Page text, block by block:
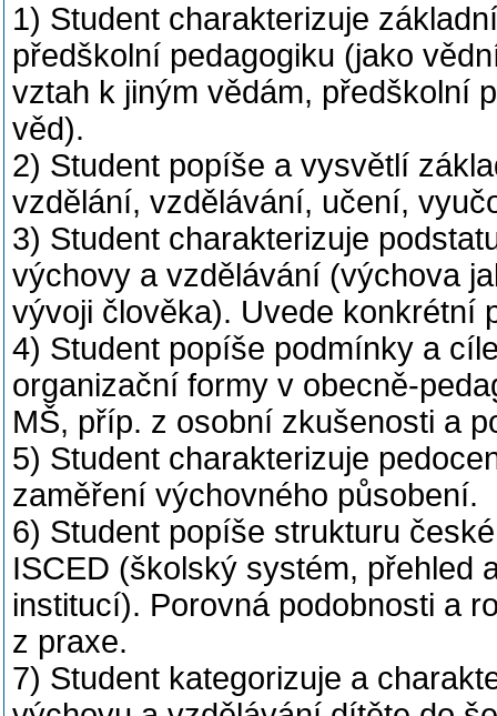
1) Student charakterizuje
předškolní pedagogiku (jako
vztah k jiným vědám, předškolní
věd).
2) Student popíše a vysvětlí
vzdělání, vzdělávání, učení,
3) Student charakterizuje
výchovy a vzdělávání (výchova
vývoji člověka). Uvede konkrétní
4) Student popíše podmínky a
organizační formy v obecně-
MŠ, příp. z osobní zkušenosti a
5) Student charakterizuje
zaměření výchovného působení.
6) Student popíše strukturu
ISCED (školský systém, přehled
institucí). Porovná podobnosti a
z praxe.
7) Student kategorizuje a